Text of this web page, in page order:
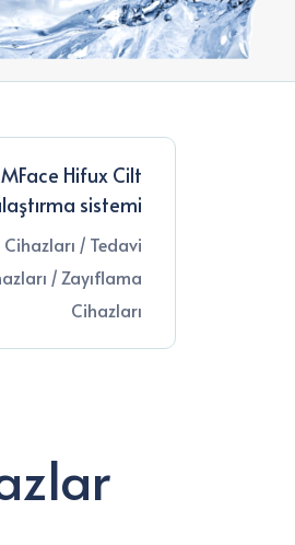
MFace Hifux Cilt
sistemi
/ Tedavi
/ Zayıflama
Cihazları